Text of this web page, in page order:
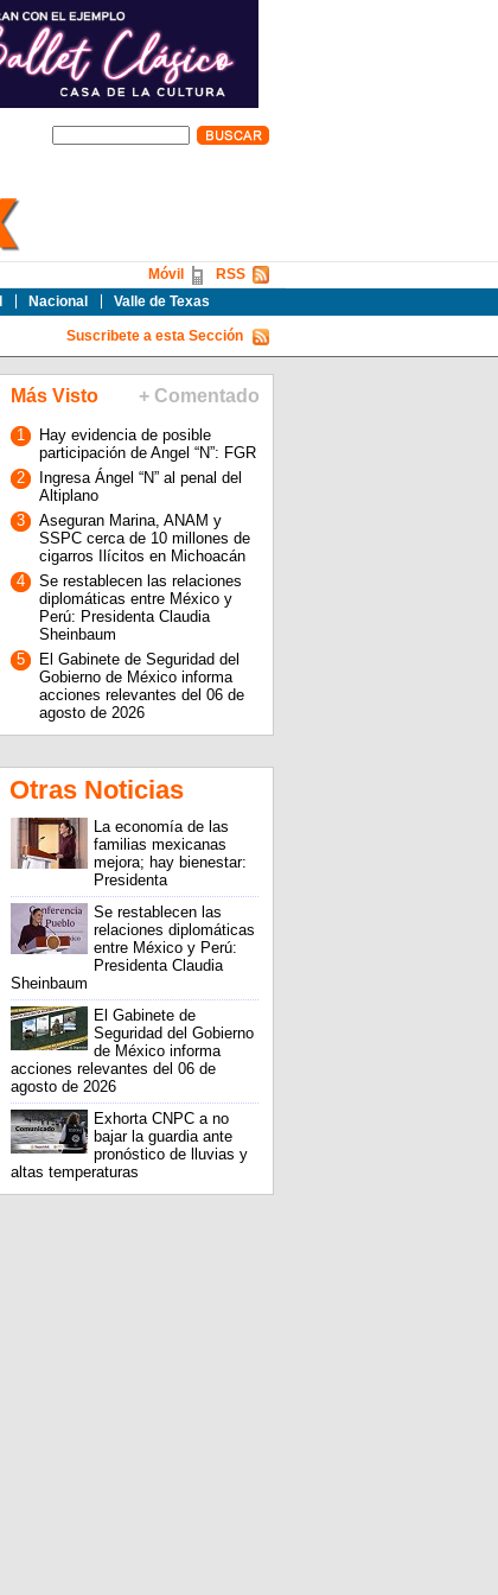
Nacional Valle de Texas
RSS
Móvil
Suscribete a esta Sección
Más Visto + Comentado
1
Hay evidencia de posible
participación de Angel “N”: FGR
2
Ingresa Ángel “N” al penal del
Altiplano
3
Aseguran Marina, ANAM y
SSPC cerca de 10 millones de
cigarros Ilícitos en Michoacán
4
Se restablecen las relaciones
diplomáticas entre México y
Perú: Presidenta Claudia
Sheinbaum
5
El Gabinete de Seguridad del
Gobierno de México informa
acciones relevantes del 06 de
agosto de 2026
Otras Noticias
La economía de las
familias mexicanas
mejora; hay bienestar:
Presidenta
Se restablecen las
relaciones diplomáticas
entre México y Perú:
Presidenta Claudia
Sheinbaum
El Gabinete de
Seguridad del Gobierno
de México informa
acciones relevantes del 06 de
agosto de 2026
Exhorta CNPC a no
bajar la guardia ante
pronóstico de lluvias y
altas temperaturas